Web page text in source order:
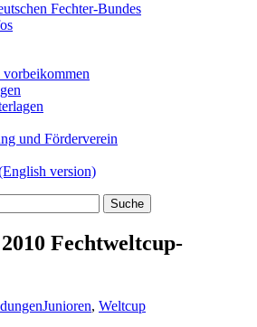
Fechter-Bundes
und Förderverein
version)
Fechtweltcup-
Junioren, Weltcup